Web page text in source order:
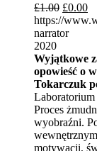
£1.00 £0.00
https://
narrator
2020
Wyjątkowe
opowieść o
Tokarczuk
Laboratorium
Proces
wyobraźni.
motywacji,